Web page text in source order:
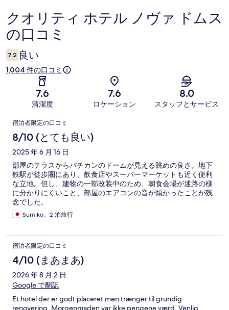
口
コ
ミ
クオリティ ホテル ノヴァ ドムス
の口コミ
7.2 良い
1,004 件の口コミ
7.6
清潔度
7.6
ロケーション
8.0
スタッフとサービス
口
コ
ミ
宿泊者限定の口コミ
8/10 (とても良い)
2025 年 6 月 16 日
部屋のテラスからバチカンのドームが見える眺めの良さ。地下
鉄駅が徒歩圏にあり、飲食店やスーパーマーケットも近く便利
な立地。但し、建物の一部改装中のため、朝食会場が迷路の様
に分かりにくいこと、部屋のエアコンの音が煩かったことが残
念でした。
Sumiko、2 泊旅行
宿泊者限定の口コミ
4/10 (まあまあ)
2026 年 8 月 2 日
Google で翻訳
Et hotel der er godt placeret men trænger til grundig
renovering. Morgenmaden var ikke pengene værd. Venlig